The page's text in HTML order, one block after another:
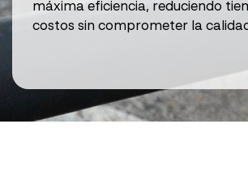
máxima eficiencia, reduciendo
costos sin comprometer la